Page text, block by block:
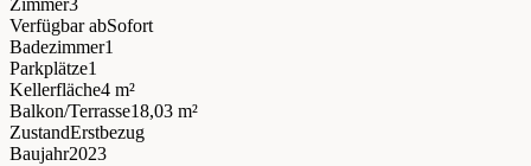
Zimmer3
Verfügbar abSofort
Badezimmer1
Parkplätze1
Kellerfläche4 m²
Balkon/Terrasse18,03 m²
ZustandErstbezug
Baujahr2023